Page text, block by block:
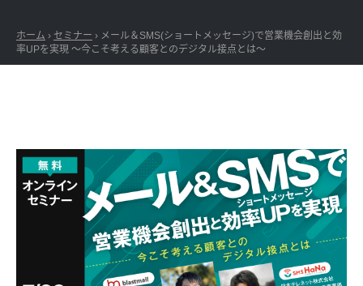
ホーム › セミナー › メール＆SMS(ショートメッセージ)で営業機会創出と効
率UPを実現 ～今こそ考える顧客とのデジタル接点とは～